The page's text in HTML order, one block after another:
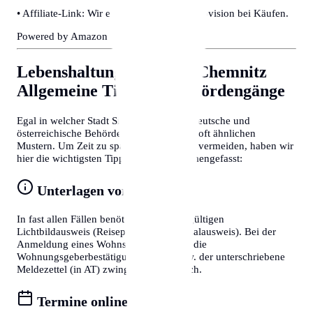
• Affiliate-Link: Wir erhalten eine kleine Provision bei Käufen.
Powered by Amazon 🛒
Lebenshaltungskosten in Chemnitz
Allgemeine Tipps für Behördengänge
Egal in welcher Stadt Sie sich befinden, deutsche und
österreichische Behördenprozesse folgen oft ähnlichen
Mustern. Um Zeit zu sparen und Frust zu vermeiden, haben wir
hier die wichtigsten Tipps für Sie zusammengefasst:
Unterlagen vorbereiten
In fast allen Fällen benötigen Sie einen gültigen
Lichtbildausweis (Reisepass oder Personalausweis). Bei der
Anmeldung eines Wohnsitzes ist zudem die
Wohnungsgeberbestätigung (in DE) bzw. der unterschriebene
Meldezettel (in AT) zwingend erforderlich.
Termine online buchen